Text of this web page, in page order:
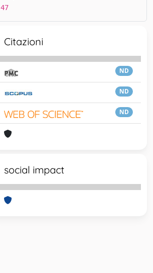
47
Citazioni
ND
ND
ND
social impact